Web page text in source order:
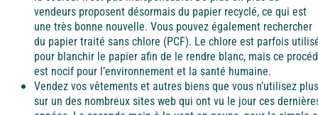
vendeurs proposent désormais du papier recyclé, ce qui est
une très bonne nouvelle. Vous pouvez également rechercher
du papier traité sans chlore (PCF). Le chlore est parfois
pour blanchir le papier afin de le rendre blanc, mais ce
est nocif pour l’environnement et la santé humaine.
Vendez vos vêtements et autres biens que vous n’utilisez plus
sur un des nombreux sites web qui ont vu le jour ces